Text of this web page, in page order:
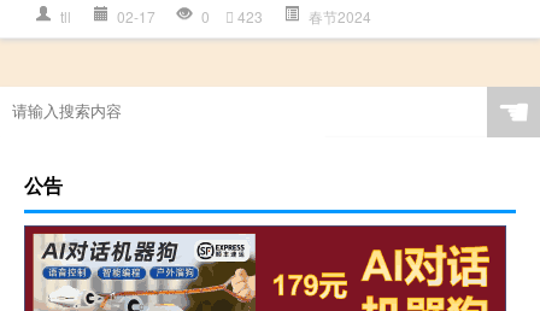
tll 02-17 0 423 春节2024
☚
公告